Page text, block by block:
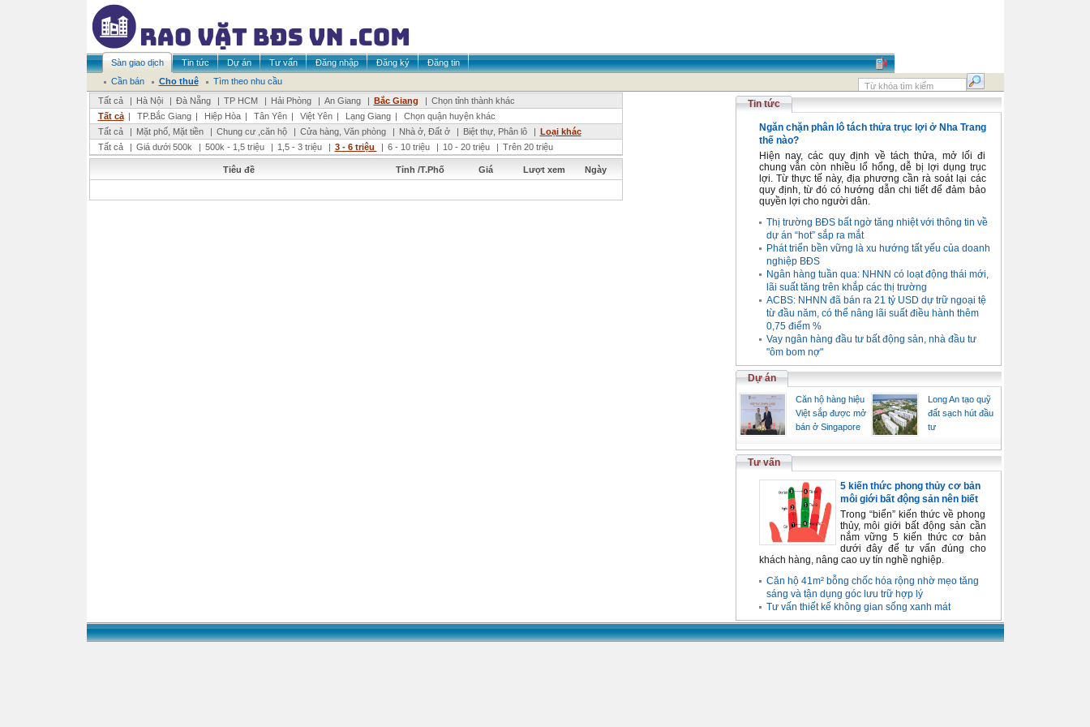
Sàn giao dịch Tin tức Dự án Tư vấn Đăng nhập Đăng ký
Đăng tin
Cần bán
Cho thuê
Tìm theo nhu cầu
Tất cả
| Hà Nội | Đà Nẵng | TP HCM | Hải Phòng | An Giang | Bắc Giang | Chọn tỉnh thành khác
Tất cả | TP.Bắc Giang | Hiệp Hòa | Tân Yên | Việt Yên | Lạng Giang |
Chọn quận huyện khác
Tất cả
| Mặt phố, Mặt tiền | Chung cư ,căn hộ | Cửa hàng, Văn phòng | Nhà ở, Đất ở | Biệt thự, Phân lô | Loại khác
Tất cả
| Giá dưới 500k | 500k - 1,5 triệu | 1,5 - 3 triệu | 3 - 6 triệu | 6 - 10 triệu | 10 - 20 triệu | Trên 20 triệu
Tiêu đề Tỉnh /T.Phố Giá Lượt xem Ngày
Tin tức
Ngăn chặn phân lô tách thửa trục lợi ở Nha Trang
thế nào?
Hiện nay, các quy định về tách thửa, mở lối đi
chung vẫn còn nhiều lổ hổng, dễ bị lợi dụng trục
lợi. Từ thực tế này, địa phương cần rà soát lại các
quy định, từ đó có hướng dẫn chi tiết để đảm bảo
quyền lợi cho người dân.
Thị trường BĐS bất ngờ tăng nhiệt với thông tin về
dự án “hot” sắp ra mắt
Phát triển bền vững là xu hướng tất yếu của doanh
nghiệp BĐS
Ngân hàng tuần qua: NHNN có loạt động thái mới,
lãi suất tăng trên khắp các thị trường
ACBS: NHNN đã bán ra 21 tỷ USD dự trữ ngoại tệ
từ đầu năm, có thể nâng lãi suất điều hành thêm
0,75 điểm %
Vay ngân hàng đầu tư bất động sản, nhà đầu tư
"ôm bom nợ"
Dự án
Căn hộ hàng hiệu
Việt sắp được mở
bán ở Singapore
Long An tạo quỹ
đất sạch hút đầu
tư
Tư vấn
5 kiến thức phong thủy cơ bản
môi giới bất động sản nên biết
Trong “biển” kiến thức về phong
thủy, môi giới bất động sản cần
nắm vững 5 kiến thức cơ bản
dưới đây để tư vấn đúng cho
khách hàng, nâng cao uy tín nghề nghiệp.
Căn hộ 41m² bỗng chốc hóa rộng nhờ mẹo tăng
sáng và tận dụng góc lưu trữ hợp lý
Tư vấn thiết kế không gian sống xanh mát